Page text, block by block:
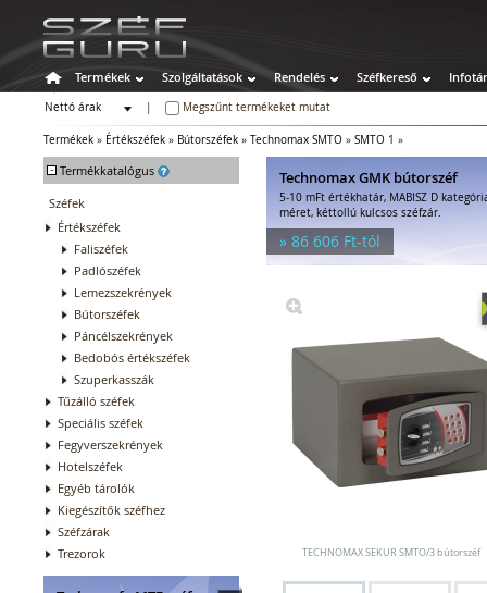
Termékek Szolgáltatások Rendelés Széfkereső Infotár
Nettó árak
Megszűnt termékeket mutat
Termékek » Értékszéfek » Bútorszéfek » Technomax SMTO » SMTO 1 »
- Termékkatalógus
Széfek
Értékszéfek
Faliszéfek
Padlószéfek
Lemezszekrények
Bútorszéfek
Páncélszekrények
Bedobós értékszéfek
Szuperkasszák
Tűzálló széfek
Speciális széfek
Fegyverszekrények
Hotelszéfek
Egyéb tárolók
Kiegészítők széfhez
Széfzárak
Trezorok
Technomax GMK bútorszéf
5-10 mFt értékhatár, MABISZ D
méret, kéttollú kulcsos széfzár.
» 86 606 Ft-tól
TECHNOMAX SEKUR SMTO/3 bútorszéf